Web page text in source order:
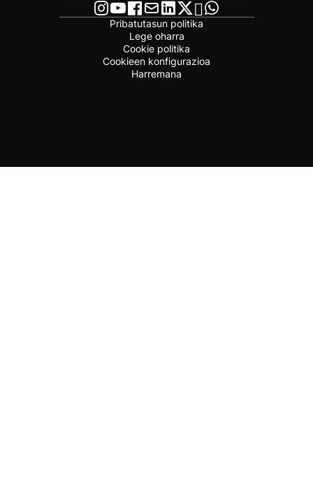
Pribatutasun politika
Lege oharra
Cookie politika
Cookieen konfigurazioa
Harremana